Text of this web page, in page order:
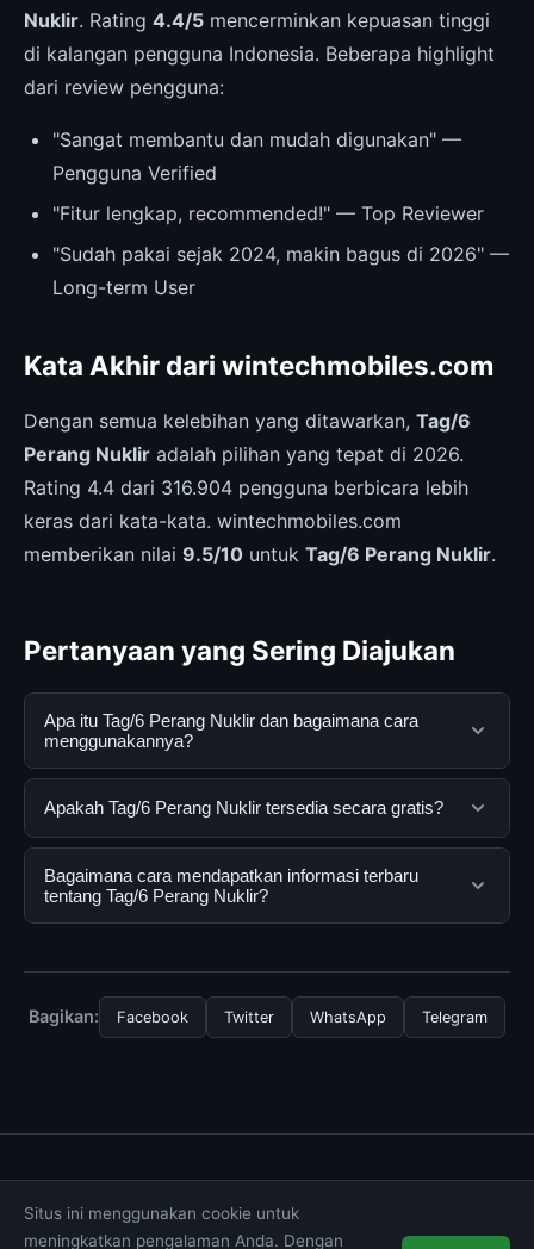
Nuklir. Rating 4.4/5 mencerminkan kepuasan tinggi
di kalangan pengguna Indonesia. Beberapa highlight
dari review pengguna:
"Sangat membantu dan mudah digunakan" —
Pengguna Verified
"Fitur lengkap, recommended!" — Top Reviewer
"Sudah pakai sejak 2024, makin bagus di 2026" —
Long-term User
Kata Akhir dari wintechmobiles.com
Dengan semua kelebihan yang ditawarkan, Tag/6
Perang Nuklir adalah pilihan yang tepat di 2026.
Rating 4.4 dari 316.904 pengguna berbicara lebih
keras dari kata-kata. wintechmobiles.com
memberikan nilai 9.5/10 untuk Tag/6 Perang Nuklir.
Pertanyaan yang Sering Diajukan
Apa itu Tag/6 Perang Nuklir dan bagaimana cara
menggunakannya?
Tag/6 Perang Nuklir adalah layanan digital yang
informasi lengkap dan terpercaya. Anda dapat
menggunakannya dengan mengunjungi situs resmi dan
mengikuti panduan yang tersedia.
Apakah Tag/6 Perang Nuklir tersedia secara gratis?
Ya, Tag/6 Perang Nuklir dapat diakses secara gratis
oleh semua pengguna. Tidak ada biaya tersembunyi
atau langganan yang diperlukan untuk menggunakan
Bagaimana cara mendapatkan informasi terbaru
tentang Tag/6 Perang Nuklir?
kami secara berkala. Kami selalu memperbarui konten
dengan informasi terkini dan terpercaya.
Bagikan: Facebook Twitter WhatsApp Telegram
Syarat & Ketentuan
Situs ini menggunakan cookie untuk
meningkatkan pengalaman Anda. Dengan